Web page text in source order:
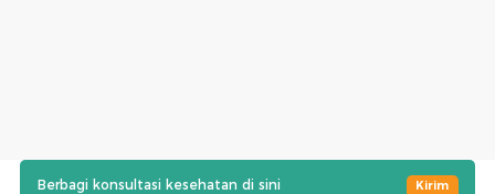
Berbagi konsultasi kesehatan di sini Kirim